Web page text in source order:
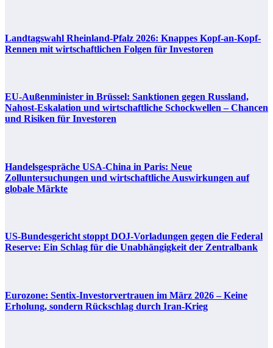
Landtagswahl Rheinland-Pfalz 2026: Knappes Kopf-an-Kopf-
Rennen mit wirtschaftlichen Folgen für Investoren
EU-Außenminister in Brüssel: Sanktionen gegen Russland,
Nahost-Eskalation und wirtschaftliche Schockwellen – Chancen
und Risiken für Investoren
Handelsgespräche USA-China in Paris: Neue
Zolluntersuchungen und wirtschaftliche Auswirkungen auf
globale Märkte
US-Bundesgericht stoppt DOJ-Vorladungen gegen die Federal
Reserve: Ein Schlag für die Unabhängigkeit der Zentralbank
Eurozone: Sentix-Investorvertrauen im März 2026 – Keine
Erholung, sondern Rückschlag durch Iran-Krieg